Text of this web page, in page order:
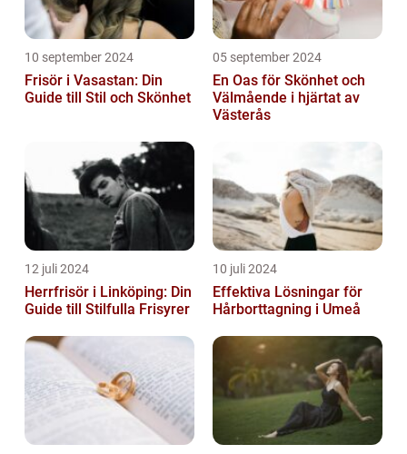
10 september 2024
Frisör i Vasastan: Din
Guide till Stil och Skönhet
05 september 2024
En Oas för Skönhet och
Välmående i hjärtat av
Västerås
12 juli 2024
Herrfrisör i Linköping: Din
Guide till Stilfulla Frisyrer
10 juli 2024
Effektiva Lösningar för
Hårborttagning i Umeå